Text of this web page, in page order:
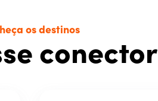
os destinos
conector